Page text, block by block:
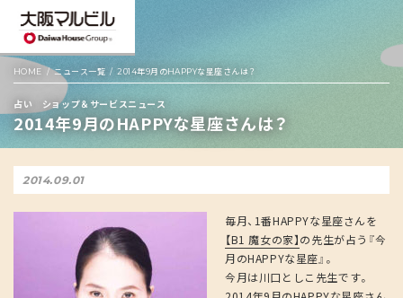
HOME ニュース一覧 2014年9月のHAPPYな星座さんは？
占い ショップ＆サービスニュース
2014年9月のHAPPYな星座さんは？
2014.09.01
毎月、1番HAPPYな星座さんを
【B1 魔女の家】の先生が占う『今
月のHAPPYな星座』。
今月は川口としこ先生です。